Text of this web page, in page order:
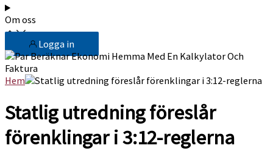
Om oss
Logga in
Hem Statlig utredning föreslår förenklingar i 3:12-reglerna
Statlig utredning föreslår
förenklingar i 3:12-reglerna